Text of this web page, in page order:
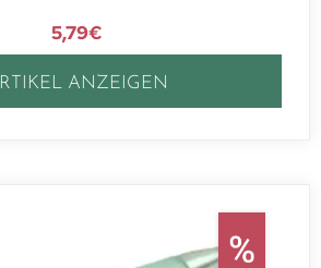
5,79€
ANZEIGEN